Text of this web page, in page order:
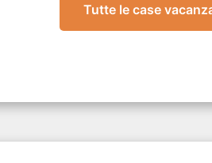
Tutte le case